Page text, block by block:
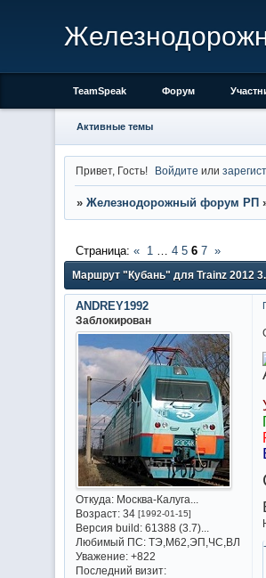
TeamSpeak Форум
Активные темы
Привет, Гость! Войдите или
» Железнодорожный форум РП
Маршрут "Кубань" для Trainz 2012
Страница: « 1 4 5 6 7 »
ANDREY1992
Заблокирован
Откуда:Москва-Калуга...
Возраст:34 [1992-01-15]
Версия build:61388 (3.7)...
Любимый ПС:ТЭ,М62,ЭП,ЧС,ВЛ
Уважение: +822
Последний визит: